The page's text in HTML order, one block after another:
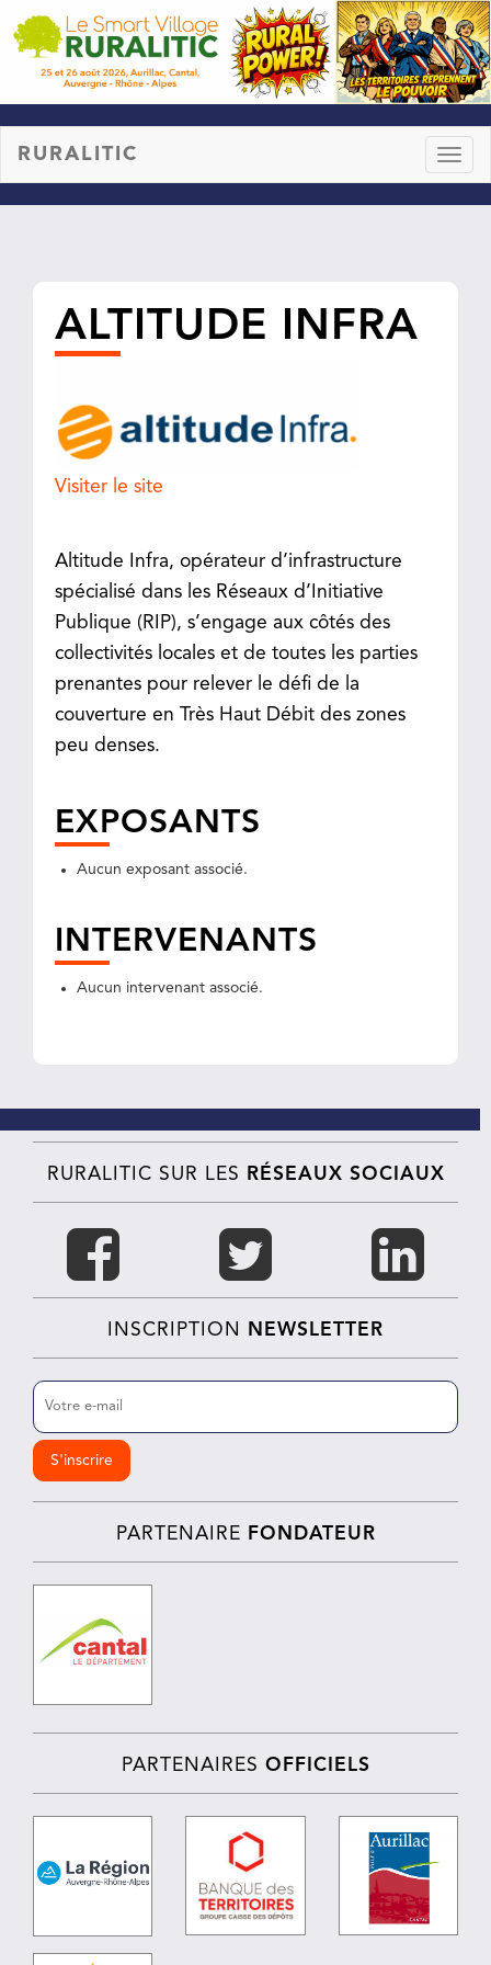
RURALITIC
ALTITUDE INFRA
Visiter le site
Altitude Infra, opérateur d’infrastructure
spécialisé dans les Réseaux d’Initiative
Publique (RIP), s’engage aux côtés des
collectivités locales et de toutes les parties
prenantes pour relever le défi de la
couverture en Très Haut Débit des zones
peu denses.
EXPOSANTS
Aucun exposant associé.
INTERVENANTS
Aucun intervenant associé.
RURALITIC SUR LES RÉSEAUX SOCIAUX
INSCRIPTION NEWSLETTER
E-
mail
(Nécessaire)
PARTENAIRE FONDATEUR
PARTENAIRES OFFICIELS